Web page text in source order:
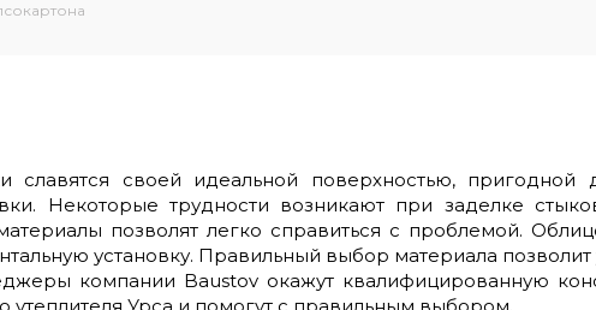
славятся своей идеальной поверхностью,
Некоторые трудности возникают при заделке
позволят легко справиться с проблемой.
установку. Правильный выбор материала
компании Baustov окажут квалифицированную